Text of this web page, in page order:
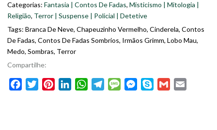
Categorias: Fantasia | Contos De Fadas, Misticismo | Mitologia |
Religião, Terror | Suspense | Policial | Detetive
Tags: Branca De Neve, Chapeuzinho Vermelho, Cinderela, Contos
De Fadas, Contos De Fadas Sombrios, Irmãos Grimm, Lobo Mau,
Medo, Sombras, Terror
Compartilhe:
FacebookTwitterPinterestLinkedInWhatsAppTelegramMessageMessenger
Skype Gmail